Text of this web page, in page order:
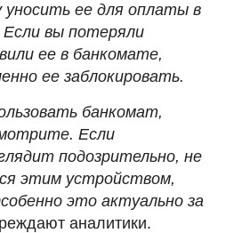
уносить ее для оплаты в
вы потеряли
ее в банкомате,
ее заблокировать.
банкомат,
Если
подозрительно, не
этим устройством,
это актуально за
аналитики.